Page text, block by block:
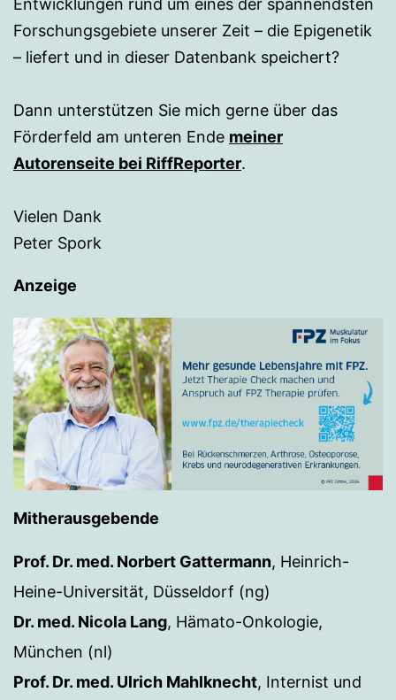
Entwicklungen rund um eines der spannendsten
Forschungsgebiete unserer Zeit – die Epigenetik
– liefert und in dieser Datenbank speichert?
Dann unterstützen Sie mich gerne über das
Förderfeld am unteren Ende meiner
Autorenseite bei RiffReporter.
Vielen Dank
Peter Spork
Anzeige
Mitherausgebende
Prof. Dr. med. Norbert Gattermann, Heinrich-
Heine-Universität, Düsseldorf (ng)
Dr. med. Nicola Lang, Hämato-Onkologie,
München (nl)
Prof. Dr. med. Ulrich Mahlknecht, Internist und